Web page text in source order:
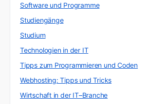
Software und Programme
Studiengänge
Studium
Technologien in der IT
Tipps zum Programmieren und Coden
Webhosting: Tipps und Tricks
Wirtschaft in der IT–Branche